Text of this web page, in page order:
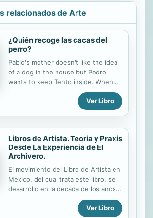
relacionados de Arte
¿Quién recoge las cacas del
perro?
Pablo's mother doesn't like the idea
of a dog in the house but Pedro
wants to keep Tento inside. When
the little dog poos in the kitchen
though, the trouble begins.Ver Libro
Libros de Artista. Teoria y Praxis
Desde La Experiencia de El
Archivero.
El movimiento del Libro de Artista en
Mexico, del cual trata este libro, se
desarrollo en la decada de los anos
setenta como consecuencia de
circunstancias complejas enVer Libro